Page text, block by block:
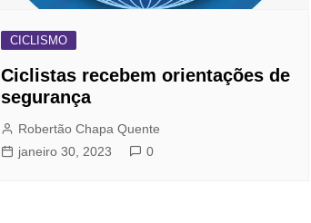
CICLISMO
Ciclistas recebem orientações de
segurança
Robertão Chapa Quente
janeiro 30, 2023
0